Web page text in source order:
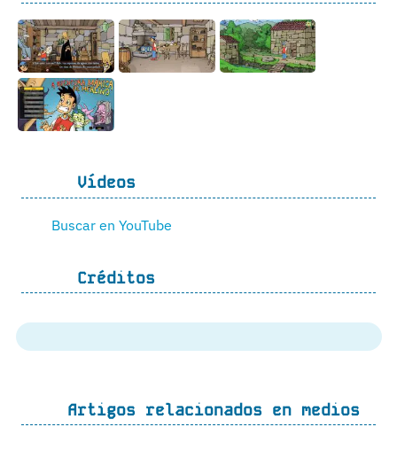
Vídeos
Buscar en YouTube
Créditos
Artigos relacionados en medios